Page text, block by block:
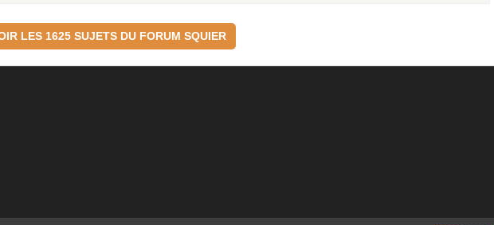
LES 1625 SUJETS DU FORUM SQUIER